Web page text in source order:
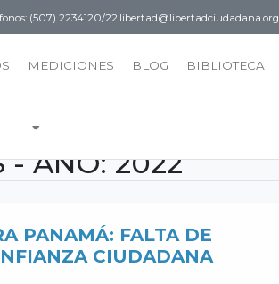
(507) 2234120/22. libertad@libertadciudadana.org
MEDICIONES BLOG BIBLIOTECA
- AÑO:2022
PANAMÁ: FALTA DE
CIUDADANA